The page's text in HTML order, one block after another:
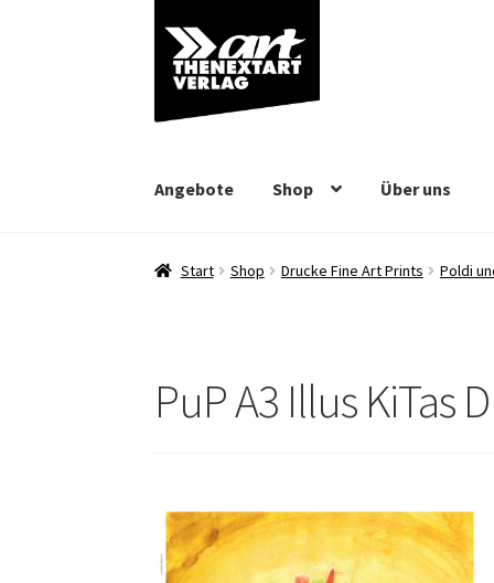
Zur
Navigation
springen
Zum
Inhalt
springen
Angebote Shop Über uns
Start Shop Drucke Fine Art Prints Poldi
PuP A3 Illus KiTas